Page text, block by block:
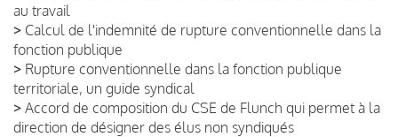
au travail
> Calcul de l'indemnité de rupture conventionnelle dans la
fonction publique
> Rupture conventionnelle dans la fonction publique
territoriale, un guide syndical
> Accord de composition du CSE de Flunch qui permet à la
direction de désigner des élus non syndiqués